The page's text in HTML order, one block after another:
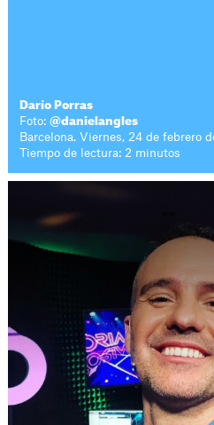
Darío Porras
Foto:@danielangles
Barcelona. Viernes, 24 de febrero
Tiempo de lectura: 2 minutos